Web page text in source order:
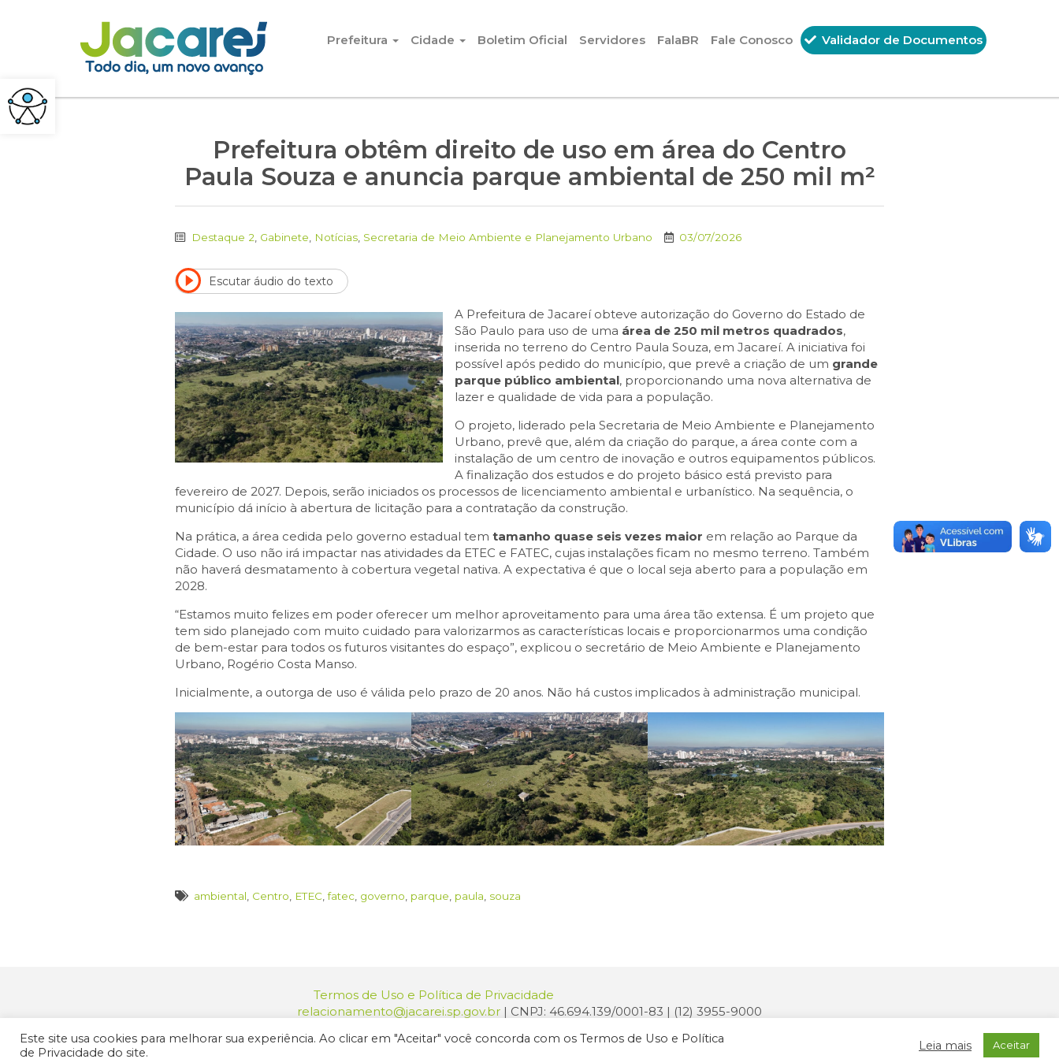
Pular para o conteúdo
Prefeitura
Cidade Boletim Oficial Servidores FalaBR Fale Conosco Validador de Documentos
Prefeitura obtêm direito de uso em área do Centro
Paula Souza e anuncia parque ambiental de 250 mil m²
Destaque 2 Gabinete Notícias Secretaria de Meio Ambiente e Planejamento Urbano 03/07/2026
Escutar áudio do texto
A Prefeitura de Jacareí obteve autorização do Governo do Estado de
São Paulo para uso de uma área de 250 mil metros quadrados,
inserida no terreno do Centro Paula Souza, em Jacareí. A iniciativa foi
possível após pedido do município, que prevê a criação de um grande
parque público ambiental, proporcionando uma nova alternativa de
lazer e qualidade de vida para a população.
O projeto, liderado pela Secretaria de Meio Ambiente e Planejamento
Urbano, prevê que, além da criação do parque, a área conte com a
instalação de um centro de inovação e outros equipamentos públicos.
A finalização dos estudos e do projeto básico está previsto para
fevereiro de 2027. Depois, serão iniciados os processos de licenciamento ambiental e urbanístico. Na sequência, o
município dá início à abertura de licitação para a contratação da construção.
Na prática, a área cedida pelo governo estadual tem tamanho quase seis vezes maior em relação ao Parque da
Cidade. O uso não irá impactar nas atividades da ETEC e FATEC, cujas instalações ficam no mesmo terreno. Também
não haverá desmatamento à cobertura vegetal nativa. A expectativa é que o local seja aberto para a população em
2028.
“Estamos muito felizes em poder oferecer um melhor aproveitamento para uma área tão extensa. É um projeto que
tem sido planejado com muito cuidado para valorizarmos as características locais e proporcionarmos uma condição
de bem-estar para todos os futuros visitantes do espaço”, explicou o secretário de Meio Ambiente e Planejamento
Urbano, Rogério Costa Manso.
Inicialmente, a outorga de uso é válida pelo prazo de 20 anos. Não há custos implicados à administração municipal.
ambiental Centro ETEC ,fatec governo parque paula souza
Termos de Uso e Política de Privacidade
relacionamento@jacarei.sp.gov.br | CNPJ: 46.694.139/0001-83 | (12) 3955-9000
© 2025 Prefeitura de Jacareí. Todos os direitos reservados. Criação de Sites Profissionais: MIDIASIM
Este site usa cookies para melhorar sua experiência. Ao clicar em "Aceitar" você concorda com os Termos de Uso e Política
de Privacidade do site.
Leia mais Aceitar